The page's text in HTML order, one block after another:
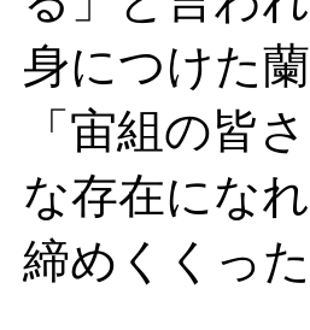
身につけた
「宙組の皆
な存在にな
締めくくった